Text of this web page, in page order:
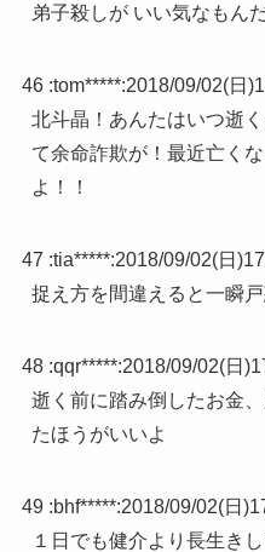
弟子殺しが いい気なもん
46 :tom*****:2018/09/02(日
北斗晶！あんたはいつ逝
て余命詐欺が！最近亡く
よ！！
47 :tia*****:2018/09/02(日
捉え方を間違えると一瞬戸
48 :qqr*****:2018/09/02(日
逝く前に踏み倒したお金
たほうがいいよ
49 :bhf*****:2018/09/02(日
１日でも健介より長生き